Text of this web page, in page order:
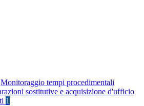
Monitoraggio tempi procedimentali
sostitutive e acquisizione d'ufficio
1